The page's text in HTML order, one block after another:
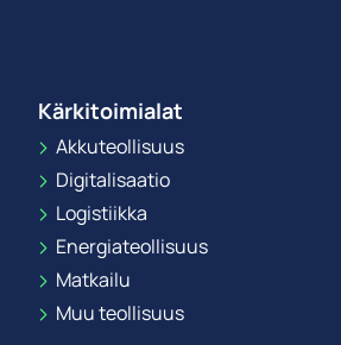
Kärkitoimialat
Akkuteollisuus
Digitalisaatio
Logistiikka
Energiateollisuus
Matkailu
Muu teollisuus